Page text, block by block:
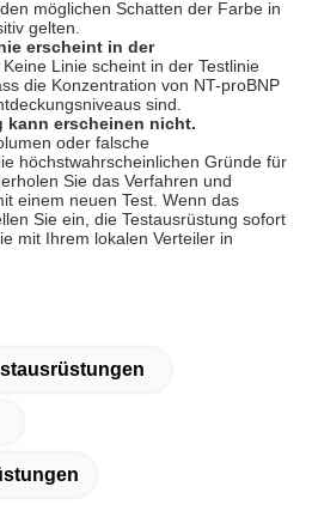
möglichen Schatten der Farbe in
gelten.
erscheint in der
Keine Linie scheint in der Testlinie
die Konzentration von NT-proBNP
sind.
kann erscheinen nicht.
oder falsche
höchstwahrscheinlichen Gründe für
Sie das Verfahren und
einem neuen Test. Wenn das
Sie ein, die Testausrüstung sofort
mit Ihrem lokalen Verteiler in